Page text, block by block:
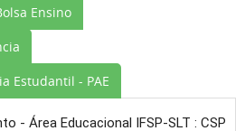
Ensino
Estudantil - PAE